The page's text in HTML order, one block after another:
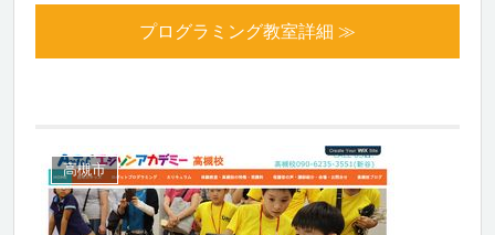
プログラミング教室詳細 ≫
高槻市